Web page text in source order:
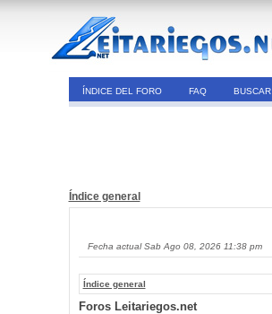
ÍNDICE DEL FORO FAQ BUSCAR
Índice general
Fecha actual Sab Ago 08, 2026 11:38 pm
Índice general
Foros Leitariegos.net